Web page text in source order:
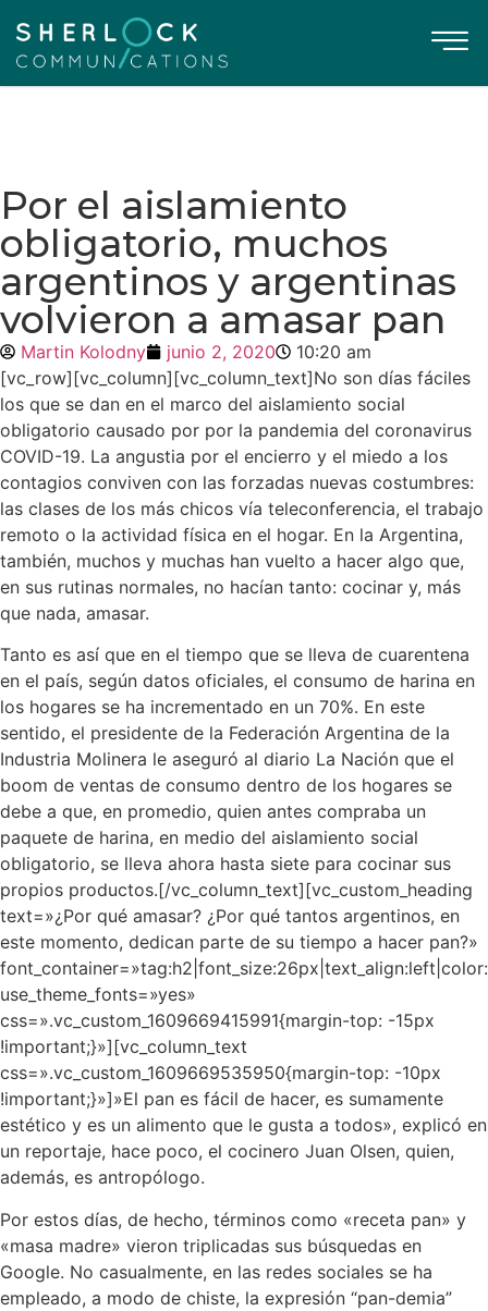
Por el aislamiento
obligatorio, muchos
argentinos y argentinas
volvieron a amasar pan
Martin Kolodny junio 2, 2020
10:20 am
[vc_row][vc_column][vc_column_text]No son días fáciles
los que se dan en el marco del aislamiento social
obligatorio causado por por la pandemia del coronavirus
COVID-19. La angustia por el encierro y el miedo a los
contagios conviven con las forzadas nuevas costumbres:
las clases de los más chicos vía teleconferencia, el trabajo
remoto o la actividad física en el hogar. En la Argentina,
también, muchos y muchas han vuelto a hacer algo que,
en sus rutinas normales, no hacían tanto: cocinar y, más
que nada, amasar.
Tanto es así que en el tiempo que se lleva de cuarentena
en el país, según datos oficiales, el consumo de harina en
los hogares se ha incrementado en un 70%. En este
sentido, el presidente de la Federación Argentina de la
Industria Molinera le aseguró al diario La Nación que el
boom de ventas de consumo dentro de los hogares se
debe a que, en promedio, quien antes compraba un
paquete de harina, en medio del aislamiento social
obligatorio, se lleva ahora hasta siete para cocinar sus
propios productos.[/vc_column_text][vc_custom_heading
text=»¿Por qué amasar? ¿Por qué tantos argentinos, en
este momento, dedican parte de su tiempo a hacer pan?»
use_theme_fonts=»yes»
css=».vc_custom_1609669415991{margin-top: -15px
!important;}»][vc_column_text
css=».vc_custom_1609669535950{margin-top: -10px
!important;}»]»El pan es fácil de hacer, es sumamente
estético y es un alimento que le gusta a todos», explicó en
un reportaje, hace poco, el cocinero Juan Olsen, quien,
además, es antropólogo.
Por estos días, de hecho, términos como «receta pan» y
«masa madre» vieron triplicadas sus búsquedas en
Google. No casualmente, en las redes sociales se ha
empleado, a modo de chiste, la expresión “pan-demia”